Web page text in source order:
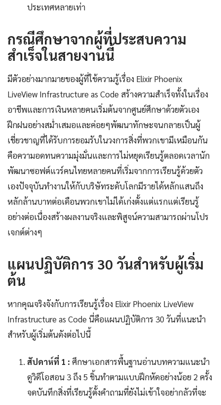
ประเทศหลายเท่า
กรณีศึกษาจากผู้ที่ประสบความ
สำเร็จในสายงานนี้
มีตัวอย่างมากมายของผู้ที่ใช้ความรู้เรื่อง Elixir Phoenix
LiveView Infrastructure as Code สร้างความสำเร็จทั้งในเรื่อง
อาชีพและการเงินหลายคนเริ่มต้นจากศูนย์ศึกษาด้วยตัวเอง
ฝึกฝนอย่างสม่ำเสมอและค่อยๆพัฒนาทักษะจนกลายเป็นผู้
เชี่ยวชาญที่ได้รับการยอมรับในวงการสิ่งที่พวกเขามีเหมือนกัน
คือความอดทนความมุ่งมั่นและการไม่หยุดเรียนรู้ตลอดเวลานัก
พัฒนาซอฟต์แวร์คนไทยหลายคนที่เริ่มจากการเรียนรู้ด้วยตัว
เองปัจจุบันทำงานให้กับบริษัทระดับโลกมีรายได้หลักแสนถึง
หลักล้านบาทต่อเดือนพวกเขาไม่ได้เก่งตั้งแต่แรกแต่เรียนรู้
อย่างต่อเนื่องสร้างผลงานจริงและพิสูจน์ความสามารถผ่านโปร
เจกต์ต่างๆ
แผนปฏิบัติการ 30 วันสำหรับผู้เริ่ม
ต้น
หากคุณจริงจังกับการเรียนรู้เรื่อง Elixir Phoenix LiveView
Infrastructure as Code นี่คือแผนปฏิบัติการ 30 วันที่แนะนำ
สำหรับผู้เริ่มต้นดังต่อไปนี้
สัปดาห์ที่ 1 : ศึกษาเอกสารพื้นฐานอ่านบทความแนะนำ
ดูวิดีโอสอน 3 ถึง 5 ชิ้นทำตามแบบฝึกหัดอย่างน้อย 2 ครั้ง
จดบันทึกสิ่งที่เรียนรู้ตั้งคำถามที่ยังไม่เข้าใจอย่ากลัวที่จะ